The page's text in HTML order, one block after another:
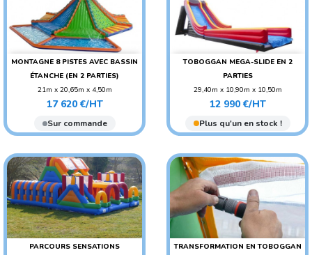
MONTAGNE 8 PISTES AVEC BASSIN
ÉTANCHE (EN 2 PARTIES)
21m x 20,65m x 4,50m
POIDS : 1100 KG
AGE CONSEILLÉ : ENFANT
Prix
17 620 €/HT
Sur commande
TOBOGGAN MEGA-SLIDE EN 2
PARTIES
29,40m x 10,90m x 10,50m
POIDS : 900 KG
AGE CONSEILLÉ :
ADO/ADULTE
Prix
12 990 €/HT
Plus qu'un en stock !
PARCOURS SENSATIONS
TRANSFORMATION EN TOBOGGAN